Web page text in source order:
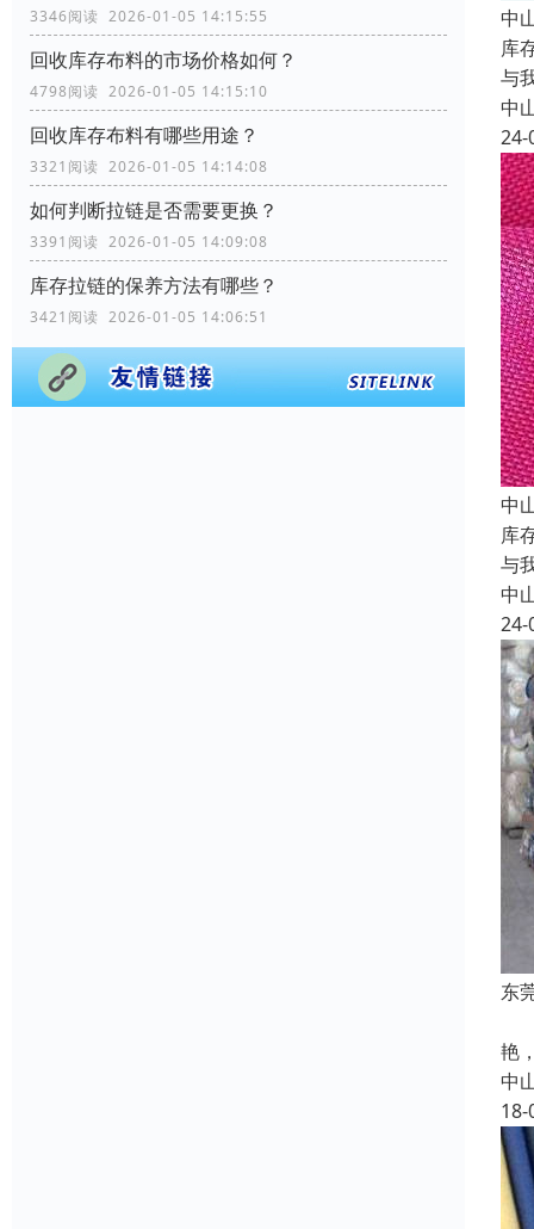
3346阅读 2026-01-05 14:15:55
回收库存布料的市场价格如何？
4798阅读 2026-01-05 14:15:10
回收库存布料有哪些用途？
3321阅读 2026-01-05 14:14:08
如何判断拉链是否需要更换？
3391阅读 2026-01-05 14:09:08
库存拉链的保养方法有哪些？
3421阅读 2026-01-05 14:06:51
中
库
与
中
24-
中
库
与
中
24-
东
艳
中
18-